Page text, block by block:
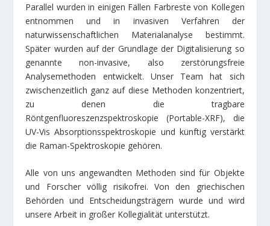
Parallel wurden in einigen Fällen Farbreste von Kollegen
entnommen und in invasiven Verfahren der
naturwissenschaftlichen Materialanalyse bestimmt.
Später wurden auf der Grundlage der Digitalisierung so
genannte non-invasive, also zerstörungsfreie
Analysemethoden entwickelt. Unser Team hat sich
zwischenzeitlich ganz auf diese Methoden konzentriert,
zu denen die tragbare
Röntgenfluoreszenzspektroskopie (Portable-XRF), die
UV-Vis Absorptionsspektroskopie und künftig verstärkt
die Raman-Spektroskopie gehören.
Alle von uns angewandten Methoden sind für Objekte
und Forscher völlig risikofrei. Von den griechischen
Behörden und Entscheidungsträgern wurde und wird
unsere Arbeit in großer Kollegialität unterstützt.